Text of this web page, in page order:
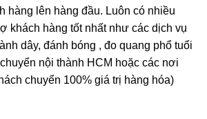
Ruby được tạo ra từ phòng thí nghiệm,
hình thành trong tự nhiên.
chế tác từ nhựa, thủy tinh và các
không có giá trị.
hàng lên hàng đầu. Luôn có nhiều
khách hàng tốt nhất như các dịch vụ
dây, đánh bóng , đo quang phổ tuổi
nội thành HCM hoặc các nơi
chuyển 100% giá trị hàng hóa)